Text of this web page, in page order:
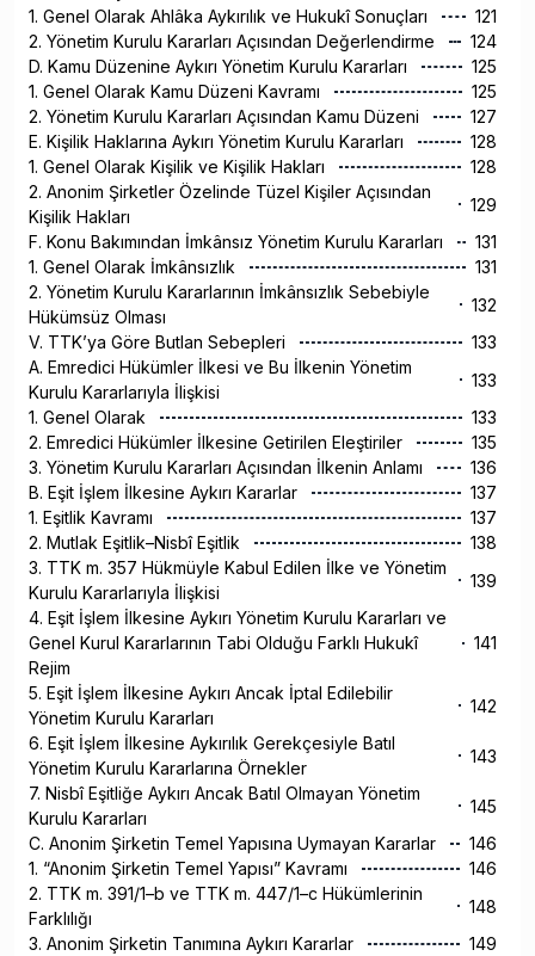
1. Genel Olarak Ahlâka Aykırılık ve Hukukî Sonuçları
121
2. Yönetim Kurulu Kararları Açısından Değerlendirme
124
D. Kamu Düzenine Aykırı Yönetim Kurulu Kararları
125
1. Genel Olarak Kamu Düzeni Kavramı
125
2. Yönetim Kurulu Kararları Açısından Kamu Düzeni
127
E. Kişilik Haklarına Aykırı Yönetim Kurulu Kararları
128
1. Genel Olarak Kişilik ve Kişilik Hakları
128
2. Anonim Şirketler Özelinde Tüzel Kişiler Açısından
Kişilik Hakları
129
F. Konu Bakımından İmkânsız Yönetim Kurulu Kararları
131
1. Genel Olarak İmkânsızlık
131
2. Yönetim Kurulu Kararlarının İmkânsızlık Sebebiyle
Hükümsüz Olması
132
V. TTK’ya Göre Butlan Sebepleri
133
A. Emredici Hükümler İlkesi ve Bu İlkenin Yönetim
Kurulu Kararlarıyla İlişkisi
133
1. Genel Olarak
133
2. Emredici Hükümler İlkesine Getirilen Eleştiriler
135
3. Yönetim Kurulu Kararları Açısından İlkenin Anlamı
136
B. Eşit İşlem İlkesine Aykırı Kararlar
137
1. Eşitlik Kavramı
137
2. Mutlak Eşitlik–Nisbî Eşitlik
138
3. TTK m. 357 Hükmüyle Kabul Edilen İlke ve Yönetim
Kurulu Kararlarıyla İlişkisi
139
4. Eşit İşlem İlkesine Aykırı Yönetim Kurulu Kararları ve
Genel Kurul Kararlarının Tabi Olduğu Farklı Hukukî
Rejim
141
5. Eşit İşlem İlkesine Aykırı Ancak İptal Edilebilir
Yönetim Kurulu Kararları
142
6. Eşit İşlem İlkesine Aykırılık Gerekçesiyle Batıl
Yönetim Kurulu Kararlarına Örnekler
143
7. Nisbî Eşitliğe Aykırı Ancak Batıl Olmayan Yönetim
Kurulu Kararları
145
C. Anonim Şirketin Temel Yapısına Uymayan Kararlar
146
1. “Anonim Şirketin Temel Yapısı” Kavramı
146
2. TTK m. 391/1–b ve TTK m. 447/1–c Hükümlerinin
Farklılığı
148
3. Anonim Şirketin Tanımına Aykırı Kararlar
149